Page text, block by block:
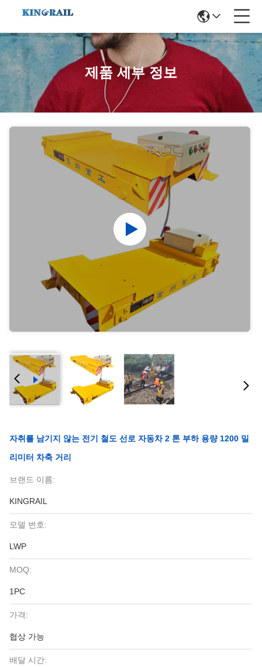
제품 세부 정보
자취를 남기지 않는 전기 철도 선로 자동차 2 톤 부하 용량 1200 밀
리미터 차축 거리
브랜드 이름:
KINGRAIL
모델 번호:
LWP
MOQ:
1PC
가격:
협상 가능
배달 시간: